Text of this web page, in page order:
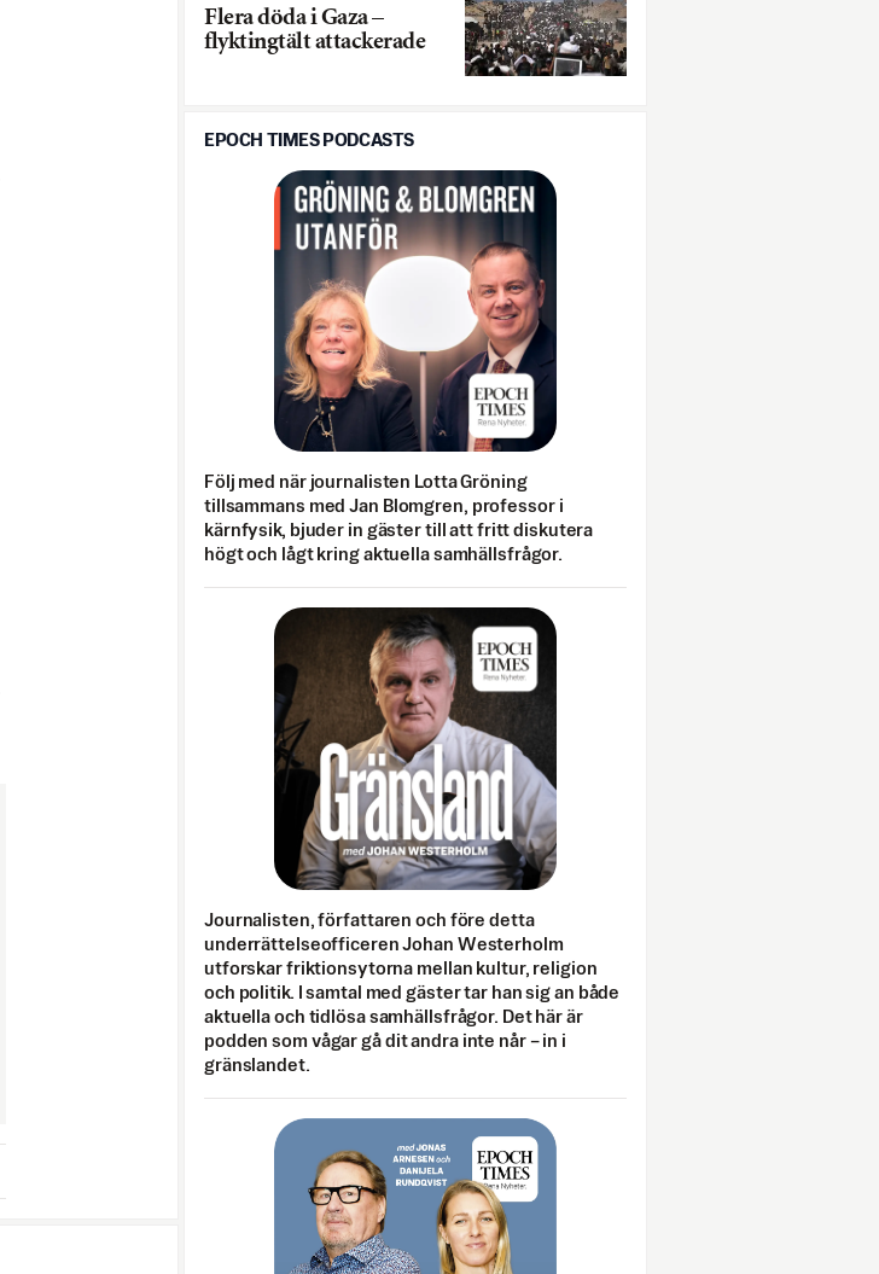
Flera döda i Gaza –
flyktingtält attackerade
EPOCH TIMES PODCASTS
Följ med när journalisten Lotta Gröning
tillsammans med Jan Blomgren, professor i
kärnfysik, bjuder in gäster till att fritt diskutera
högt och lågt kring aktuella samhällsfrågor.
Journalisten, författaren och före detta
underrättelseofficeren Johan Westerholm
utforskar friktionsytorna mellan kultur, religion
och politik. I samtal med gäster tar han sig an både
aktuella och tidlösa samhällsfrågor. Det här är
podden som vågar gå dit andra inte når – in i
gränslandet.